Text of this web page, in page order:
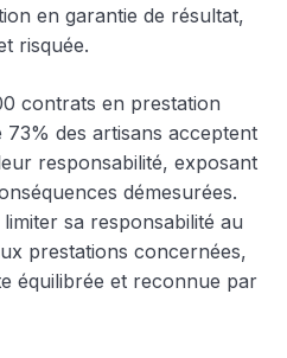
en garantie de résultat,
risquée.
contrats en prestation
des artisans acceptent
responsabilité, exposant
démesurées.
limiter sa responsabilité au
prestations concernées,
équilibrée et reconnue par